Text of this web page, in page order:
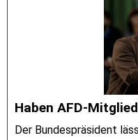
Haben AFD-
Der Bundespräsident